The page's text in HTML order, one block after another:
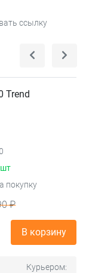
ссылку
Trend
покупку
₽
В корзину
Курьером: